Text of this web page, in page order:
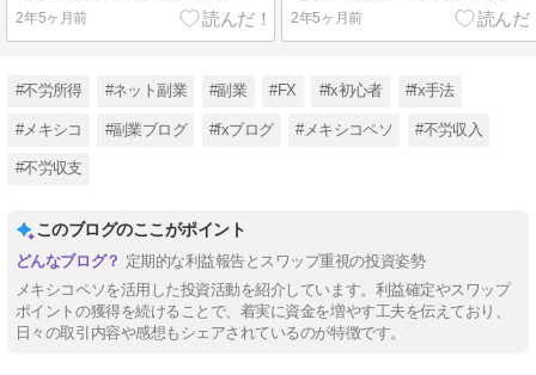
2年5ヶ月前 2年5ヶ月前
#不労所得 #ネット副業 #副業 #FX #fx初心者 #fx手法
#メキシコ #副業ブログ #fxブログ #メキシコペソ #不労収入
#不労収支
このブログのここがポイント
定期的な利益報告とスワップ重視の投資姿勢
メキシコペソを活用した投資活動を紹介しています。利益確定やスワップ
ポイントの獲得を続けることで、着実に資金を増やす工夫を伝えており、
日々の取引内容や感想もシェアされているのが特徴です。